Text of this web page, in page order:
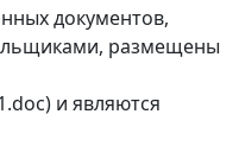
документов,
размещены
и являются